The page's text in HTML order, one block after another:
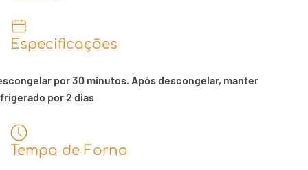
Especificações
por 30 minutos. Após descongelar, manter
por 2 dias
Tempo de Forno